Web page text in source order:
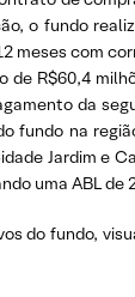
o fundo
meses com
R$60,4
da
na
Jardim
uma ABL de
do fundo,